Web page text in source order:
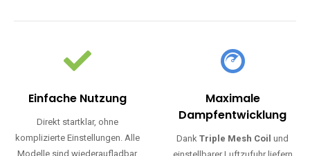
Einfache Nutzung
Direkt startklar, ohne
komplizierte Einstellungen. Alle
Modelle sind wiederaufladbar
Maximale
Dampfentwicklung
DankTriple Mesh Coil und